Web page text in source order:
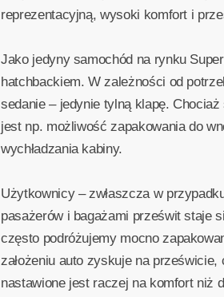
reprezentacyjną, wysoki komfort i
Jako jedyny samochód na rynku
hatchbackiem. W zależności od
sedanie – jedynie tylną klapę.
jest np. możliwość zapakowania do
wychładzania kabiny.
Użytkownicy – zwłaszcza w
pasażerów i bagażami prześwit staje
często podróżujemy mocno
założeniu auto zyskuje na
nastawione jest raczej na komfort niż